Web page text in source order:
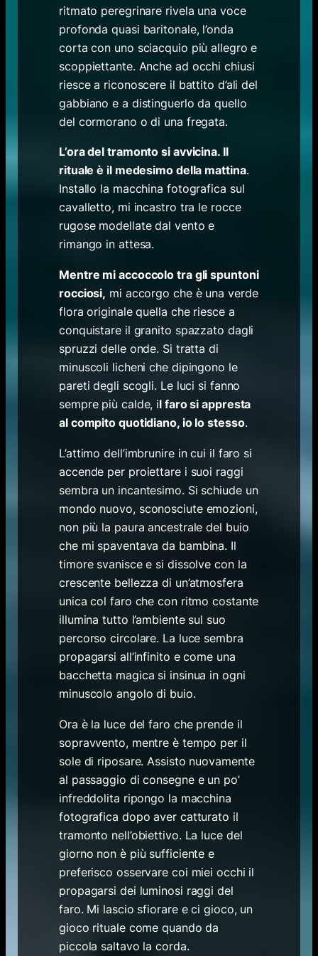
ritmato peregrinare rivela una voce
profonda quasi baritonale, l’onda
corta con uno sciacquio più allegro e
scoppiettante. Anche ad occhi chiusi
riesce a riconoscere il battito d’ali del
gabbiano e a distinguerlo da quello
del cormorano o di una fregata.
L’ora del tramonto si avvicina. Il
rituale è il medesimo della mattina.
Installo la macchina fotografica sul
cavalletto, mi incastro tra le rocce
rugose modellate dal vento e
rimango in attesa.
Mentre mi accoccolo tra gli spuntoni
rocciosi, mi accorgo che è una verde
flora originale quella che riesce a
conquistare il granito spazzato dagli
spruzzi delle onde. Si tratta di
minuscoli licheni che dipingono le
pareti degli scogli. Le luci si fanno
sempre più calde, il faro si appresta
al compito quotidiano, io lo stesso.
L’attimo dell’imbrunire in cui il faro si
accende per proiettare i suoi raggi
sembra un incantesimo. Si schiude un
mondo nuovo, sconosciute emozioni,
non più la paura ancestrale del buio
che mi spaventava da bambina. Il
timore svanisce e si dissolve con la
crescente bellezza di un’atmosfera
unica col faro che con ritmo costante
illumina tutto l’ambiente sul suo
percorso circolare. La luce sembra
propagarsi all’infinito e come una
bacchetta magica si insinua in ogni
minuscolo angolo di buio.
Ora è la luce del faro che prende il
sopravvento, mentre è tempo per il
sole di riposare. Assisto nuovamente
al passaggio di consegne e un po’
infreddolita ripongo la macchina
fotografica dopo aver catturato il
tramonto nell’obiettivo. La luce del
giorno non è più sufficiente e
preferisco osservare coi miei occhi il
propagarsi dei luminosi raggi del
faro. Mi lascio sfiorare e ci gioco, un
gioco rituale come quando da
piccola saltavo la corda.